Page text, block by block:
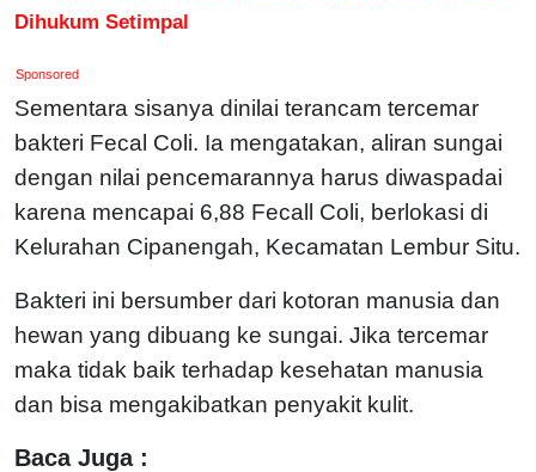
Dihukum Setimpal
Sponsored
Sementara sisanya dinilai terancam tercemar
bakteri Fecal Coli. Ia mengatakan, aliran sungai
dengan nilai pencemarannya harus diwaspadai
karena mencapai 6,88 Fecall Coli, berlokasi di
Kelurahan Cipanengah, Kecamatan Lembur Situ.
Bakteri ini bersumber dari kotoran manusia dan
hewan yang dibuang ke sungai. Jika tercemar
maka tidak baik terhadap kesehatan manusia
dan bisa mengakibatkan penyakit kulit.
Baca Juga :